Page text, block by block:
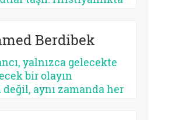
bazen başarısızdır.
Yahudilikte Mesih
ile ilgili iken,
Mesih’in misyonu
yöneliktir.
Berdibek
yalnızca gelecekte
bir olayın
aynı zamanda her